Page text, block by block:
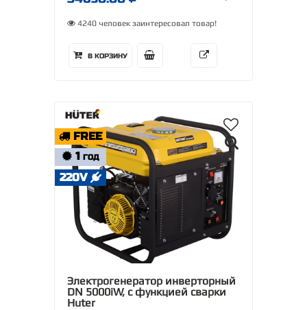
4240 человек заинтересовал товар!
В КОРЗИНУ
FREE
1 ГОД
220V
Электрогенератор инверторный
DN 5000iW, с функцией сварки
Huter